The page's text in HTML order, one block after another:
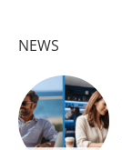
NEWS